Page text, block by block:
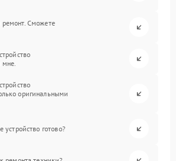
Сможете
оригинальными
готово?